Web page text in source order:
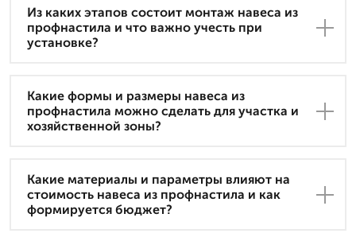
Из каких этапов состоит монтаж навеса из
профнастила и что важно учесть при
установке?
Какие формы и размеры навеса из
профнастила можно сделать для участка и
хозяйственной зоны?
Какие материалы и параметры влияют на
стоимость навеса из профнастила и как
формируется бюджет?